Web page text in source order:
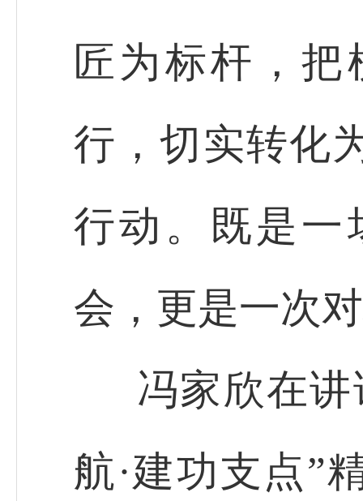
匠为标杆，
行，切实转化
行动。既是一
会，更是一次
冯家欣在
航·建功支点”